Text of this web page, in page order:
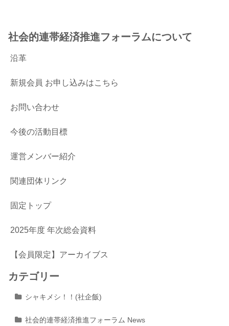
社会的連帯経済推進フォーラムについて
沿革
新規会員 お申し込みはこちら
お問い合わせ
今後の活動目標
運営メンバー紹介
関連団体リンク
固定トップ
2025年度 年次総会資料
【会員限定】アーカイブス
カテゴリー
シャキメシ！！(社企飯)
社会的連帯経済推進フォーラム News